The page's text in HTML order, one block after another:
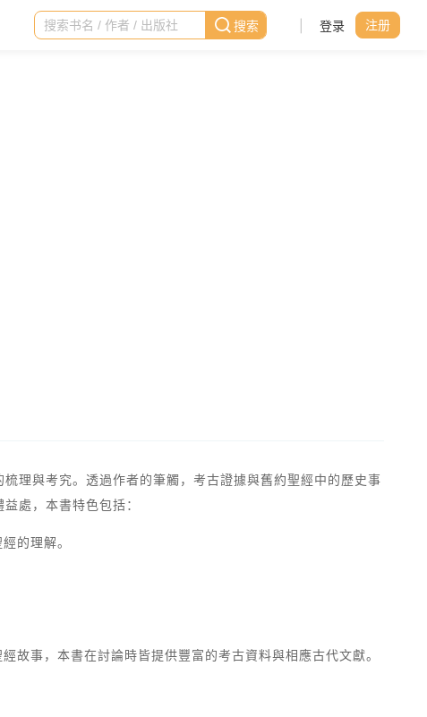
登录 注册
理與考究。透過作者的筆觸，考古證據與舊約聖經中的歷史事
處，本書特色包括：
的理解。
故事，本書在討論時皆提供豐富的考古資料與相應古代文獻。